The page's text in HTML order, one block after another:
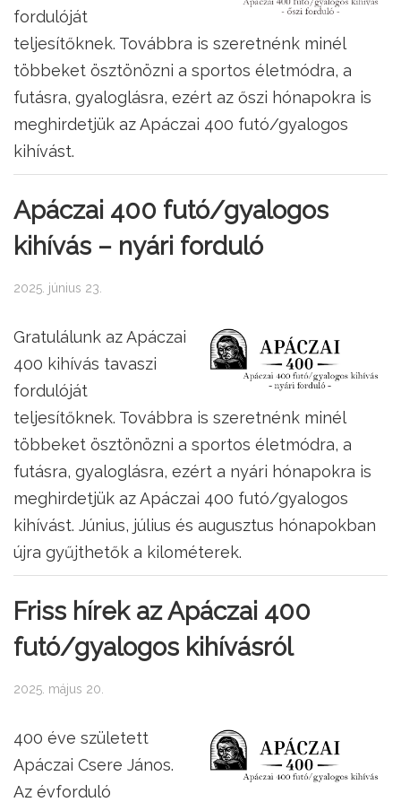
fordulóját
teljesítőknek. Továbbra is szeretnénk minél
többeket ösztönözni a sportos életmódra, a
futásra, gyaloglásra, ezért az őszi hónapokra is
meghirdetjük az Apáczai 400 futó/gyalogos
kihívást.
Apáczai 400 futó/gyalogos
kihívás – nyári forduló
2025. június 23.
Gratulálunk az Apáczai
400 kihívás tavaszi
fordulóját
teljesítőknek. Továbbra is szeretnénk minél
többeket ösztönözni a sportos életmódra, a
futásra, gyaloglásra, ezért a nyári hónapokra is
meghirdetjük az Apáczai 400 futó/gyalogos
kihívást. Június, július és augusztus hónapokban
újra gyűjthetők a kilométerek.
Friss hírek az Apáczai 400
futó/gyalogos kihívásról
2025. május 20.
400 éve született
Apáczai Csere János.
Az évforduló